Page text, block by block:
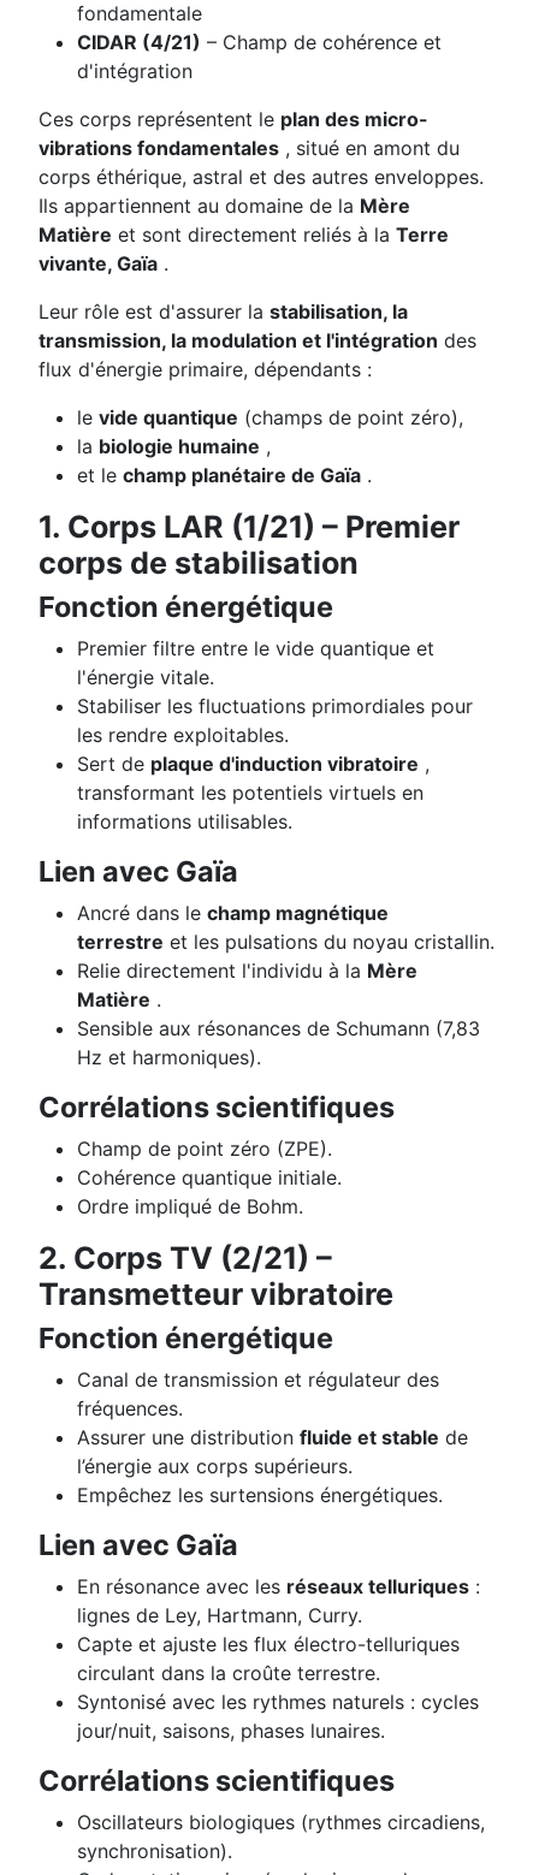
fondamentale
CIDAR (4/21) – Champ de cohérence et
d'intégration
Ces corps représentent le plan des micro-
vibrations fondamentales , situé en amont du
corps éthérique, astral et des autres enveloppes.
Ils appartiennent au domaine de la Mère
Matière et sont directement reliés à la Terre
vivante, Gaïa .
Leur rôle est d'assurer la stabilisation, la
transmission, la modulation et l'intégration des
flux d'énergie primaire, dépendants :
le vide quantique (champs de point zéro),
la biologie humaine ,
et le champ planétaire de Gaïa .
1. Corps LAR (1/21) – Premier
corps de stabilisation
Fonction énergétique
Premier filtre entre le vide quantique et
l'énergie vitale.
Stabiliser les fluctuations primordiales pour
les rendre exploitables.
Sert de plaque d'induction vibratoire ,
transformant les potentiels virtuels en
informations utilisables.
Lien avec Gaïa
Ancré dans le champ magnétique
terrestre et les pulsations du noyau cristallin.
Relie directement l'individu à la Mère
Matière .
Sensible aux résonances de Schumann (7,83
Hz et harmoniques).
Corrélations scientifiques
Champ de point zéro (ZPE).
Cohérence quantique initiale.
Ordre impliqué de Bohm.
2. Corps TV (2/21) –
Transmetteur vibratoire
Fonction énergétique
Canal de transmission et régulateur des
fréquences.
Assurer une distribution fluide et stable de
l’énergie aux corps supérieurs.
Empêchez les surtensions énergétiques.
Lien avec Gaïa
En résonance avec les réseaux telluriques :
lignes de Ley, Hartmann, Curry.
Capte et ajuste les flux électro-telluriques
circulant dans la croûte terrestre.
Syntonisé avec les rythmes naturels : cycles
jour/nuit, saisons, phases lunaires.
Corrélations scientifiques
Oscillateurs biologiques (rythmes circadiens,
synchronisation).